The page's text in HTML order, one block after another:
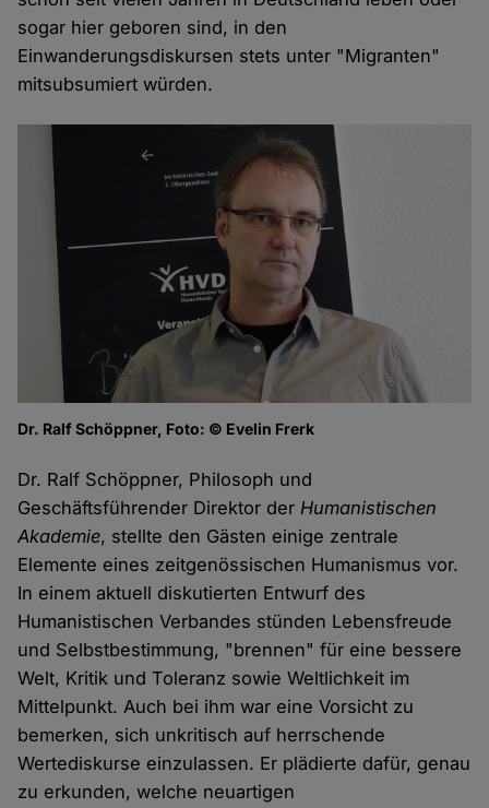
sogar hier geboren sind, in den
Einwanderungsdiskursen stets unter "Migranten"
mitsubsumiert würden.
Dr. Ralf Schöppner, Foto: © Evelin Frerk
Dr. Ralf Schöppner, Philosoph und
Geschäftsführender Direktor derHumanistischen
Akademie, stellte den Gästen einige zentrale
Elemente eines zeitgenössischen Humanismus vor.
In einem aktuell diskutierten Entwurf des
Humanistischen Verbandes stünden Lebensfreude
und Selbstbestimmung, "brennen" für eine bessere
Welt, Kritik und Toleranz sowie Weltlichkeit im
Mittelpunkt. Auch bei ihm war eine Vorsicht zu
bemerken, sich unkritisch auf herrschende
Wertediskurse einzulassen. Er plädierte dafür, genau
zu erkunden, welche neuartigen